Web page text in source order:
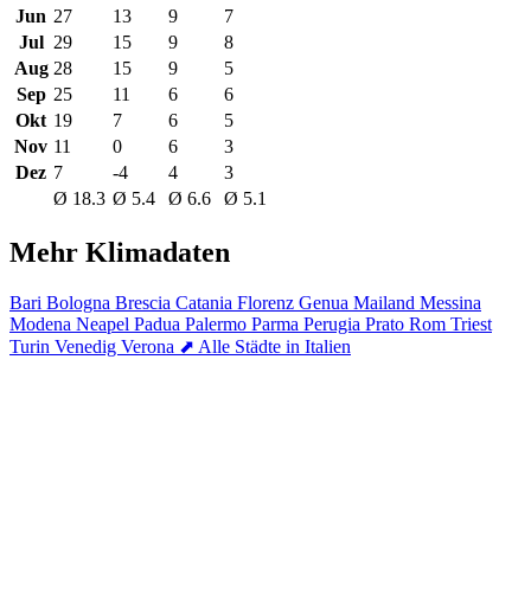
Jun 27 13 9
7
Jul 29 15 9
8
Aug 28 15 9
5
Sep 25 11 6
6
Okt 19 7 6
5
Nov 11 0 6
3
Dez 7 -4 4
3
Ø 18.3 Ø 5.4 Ø 6.6 Ø 5.1
Mehr Klimadaten
Bari Bologna Brescia Catania Florenz Genua Mailand Messina
Modena Neapel Padua Palermo Parma Perugia Prato Rom Triest
Turin Venedig Verona ⬈ Alle Städte in Italien